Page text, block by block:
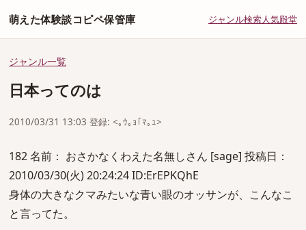
萌えた体験談コピペ保管庫 ジャンル検索人気殿堂
ジャンル一覧
日本ってのは
2010/03/31 13:03 登録: <｡ｳ｡ｮ｢ﾏ｡ｭ>
182 名前： おさかなくわえた名無しさん [sage] 投稿日：
2010/03/30(火) 20:24:24 ID:ErEPKQhE
身体の大きなクマみたいな青い眼のオッサンが、こんなこ
と言ってた。